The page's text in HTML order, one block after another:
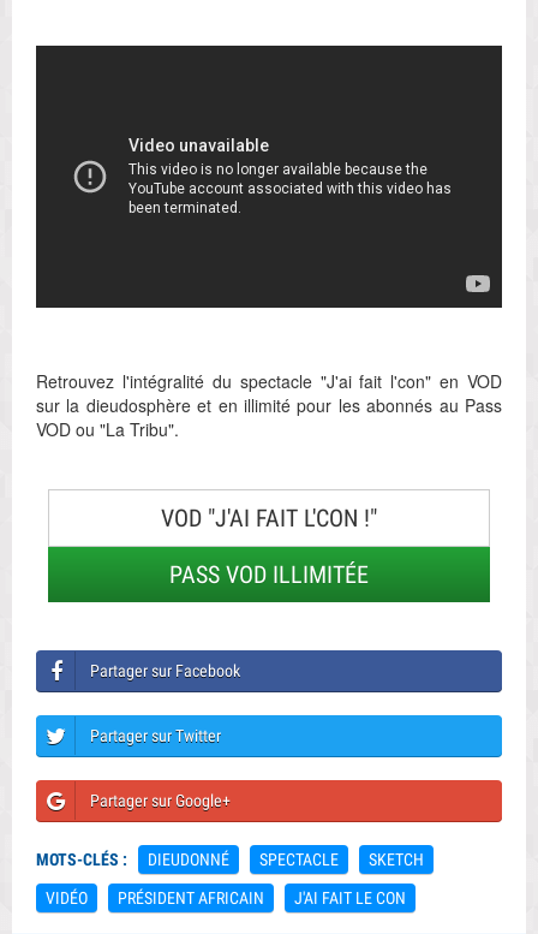
Retrouvez l'intégralité du spectacle "J'ai fait l'con" en VOD
sur la dieudosphère et en illimité pour les abonnés au Pass
VOD ou "La Tribu".
VOD "J'AI FAIT L'CON !"
PASS VOD ILLIMITÉE
Partager sur Facebook
Partager sur Twitter
Partager sur Google+
MOTS-CLÉS : DIEUDONNÉ SPECTACLE
SKETCH
VIDÉO
PRÉSIDENT AFRICAIN J'AI FAIT LE CON